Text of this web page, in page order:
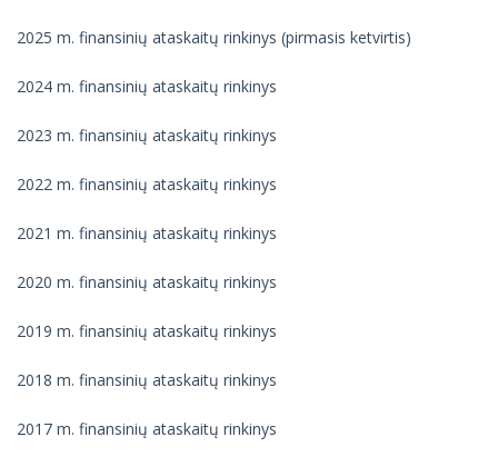
Tarnybiniai lengvieji automobiliai
Dokumentai
Finansinių ataskaitų rinkiniai
2025 m. finansinių ataskaitų rinkinys (pirmasis ketvirtis)
2024 m. finansinių ataskaitų rinkinys
2023 m. finansinių ataskaitų rinkinys
2022 m. finansinių ataskaitų rinkinys
2021 m. finansinių ataskaitų rinkinys
2020 m. finansinių ataskaitų rinkinys
2019 m. finansinių ataskaitų rinkinys
2018 m. finansinių ataskaitų rinkinys
2017 m. finansinių ataskaitų rinkinys